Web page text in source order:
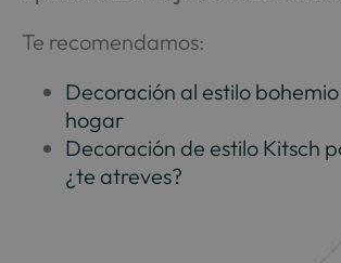
Te recomendamos:
Decoración al estilo
hogar
Decoración de estilo Kitsch
¿te atreves?